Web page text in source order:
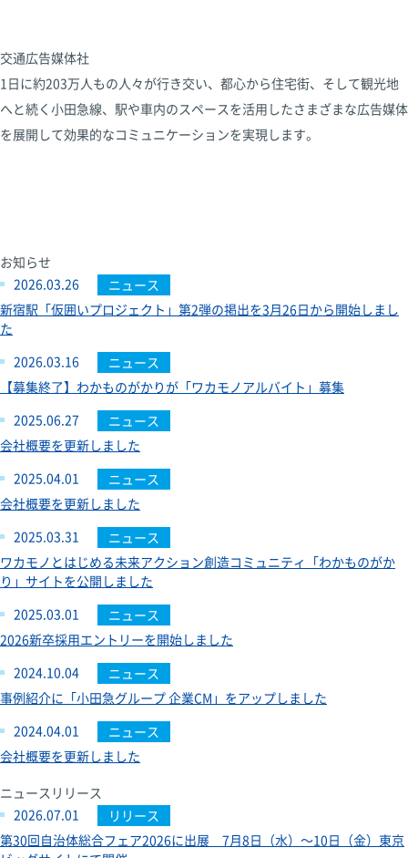
交通広告媒体社
1日に約203万人もの人々が行き交い、都心から住宅街、そして観光地
へと続く小田急線、駅や車内のスペースを活用したさまざまな広告媒体
を展開して効果的なコミュニケーションを実現します。
お知らせ
2026.03.26
ニュース
新宿駅「仮囲いプロジェクト」第2弾の掲出を3月26日から開始しまし
た
2026.03.16
ニュース
【募集終了】わかものがかりが「ワカモノアルバイト」募集
2025.06.27
ニュース
会社概要を更新しました
2025.04.01
ニュース
会社概要を更新しました
2025.03.31
ニュース
ワカモノとはじめる未来アクション創造コミュニティ「わかものがか
り」サイトを公開しました
2025.03.01
ニュース
2026新卒採用エントリーを開始しました
2024.10.04
ニュース
事例紹介に「小田急グループ 企業CM」をアップしました
2024.04.01
ニュース
会社概要を更新しました
ニュースリリース
2026.07.01
リリース
第30回自治体総合フェア2026に出展 7月8日（水）～10日（金）東京